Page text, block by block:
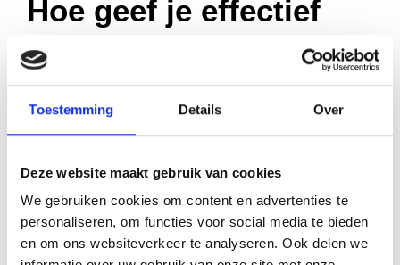
Toestemming Details Over
Deze website maakt gebruik van cookies
We gebruiken cookies om content en advertenties te
personaliseren, om functies voor social media te bieden
en om ons websiteverkeer te analyseren. Ook delen we
Hoe geef je effectief
feedback op een
boekontwerpvoorstel?
Effectieve feedback op een boekontwerpvoorstel is
maar beschrijf ook wat je wél wilt. Dit helpt je
ontwerper om gerichte aanpassingen te maken in